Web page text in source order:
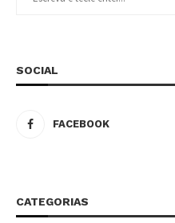
SOCIAL
FACEBOOK
CATEGORIAS